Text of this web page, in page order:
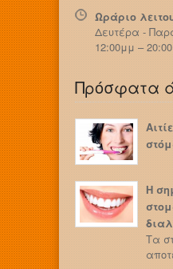
Ωράριο
Δευτέρα -
12:00μμ –
Πρόσφατα
Η
Τα